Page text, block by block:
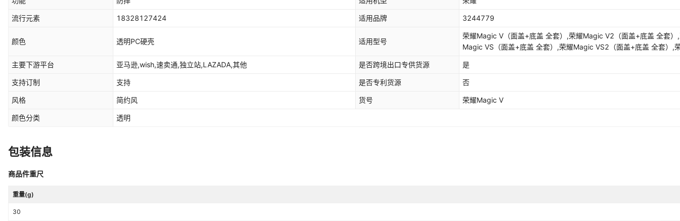
流行元素 18328127424 适用品牌 3244779
颜色 透明PC硬壳 适用型号
荣耀Magic V（面盖+底盖 全套）,荣耀Magic V2（面盖+底盖 全套）
Magic VS（面盖+底盖 全套）,荣耀Magic VS2（面盖+底盖 全套）,
Magic V5（面盖+底盖 全套）,荣耀Magic V6（面盖+底盖 全套）
主要下游平台 亚马逊,wish,速卖通,独立站,LAZADA,其他 是否跨境出口专供货源 是
支持订制 支持 是否专利货源 否
风格 简约风 货号 荣耀Magic V
颜色分类 透明
包装信息
商品件重尺
重量(g)
30